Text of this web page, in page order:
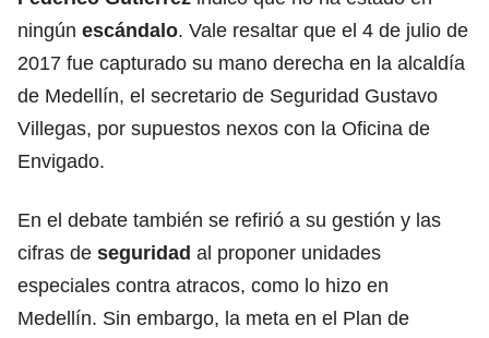
ningún escándalo. Vale resaltar que el 4 de julio de
2017 fue capturado su mano derecha en la alcaldía
de Medellín, el secretario de Seguridad Gustavo
Villegas, por supuestos nexos con la Oficina de
Envigado.
En el debate también se refirió a su gestión y las
cifras de seguridad al proponer unidades
especiales contra atracos, como lo hizo en
Medellín. Sin embargo, la meta en el Plan de